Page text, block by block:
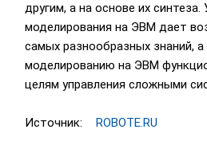
другим, а на основе их синтеза.
моделирования на ЭВМ дает
самых разнообразных знаний,
моделированию на ЭВМ
целям управления сложными
Источник: ROBOTE.RU